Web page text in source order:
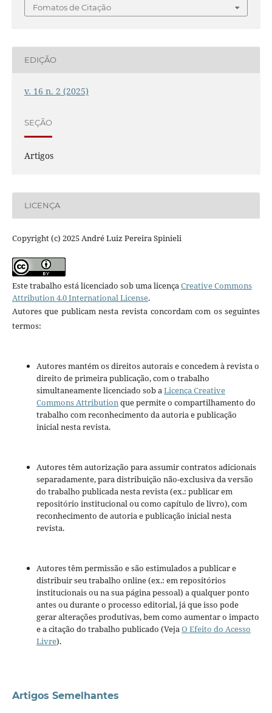
Fomatos de Citação
EDIÇÃO
v. 16 n. 2 (2025)
SEÇÃO
Artigos
LICENÇA
Copyright (c) 2025 André Luiz Pereira Spinieli
Este trabalho está licenciado sob uma licençaCreative Commons
Attribution 4.0 International License.
Autores que publicam nesta revista concordam com os seguintes
termos:
Autores mantém os direitos autorais e concedem à revista o
direito de primeira publicação, com o trabalho
simultaneamente licenciado sob aLicença Creative
Commons Attributionque permite o compartilhamento do
trabalho com reconhecimento da autoria e publicação
inicial nesta revista.
Autores têm autorização para assumir contratos adicionais
separadamente, para distribuição não-exclusiva da versão
do trabalho publicada nesta revista (ex.: publicar em
repositório institucional ou como capítulo de livro), com
reconhecimento de autoria e publicação inicial nesta
revista.
Autores têm permissão e são estimulados a publicar e
distribuir seu trabalho online (ex.: em repositórios
institucionais ou na sua página pessoal) a qualquer ponto
antes ou durante o processo editorial, já que isso pode
gerar alterações produtivas, bem como aumentar o impacto
e a citação do trabalho publicado (VejaO Efeito do Acesso
Livre).
Artigos Semelhantes